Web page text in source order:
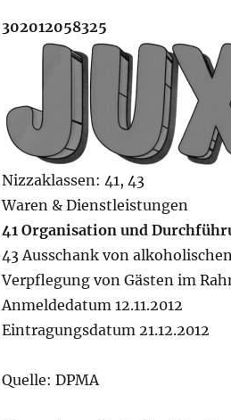
302012058325
Nizzaklassen: 41, 43
Waren & Dienstleistungen
41 Organisation und
43 Ausschank von
Verpflegung von Gästen im
Anmeldedatum 12.11.2012
Eintragungsdatum 21.12.2012
Quelle: DPMA